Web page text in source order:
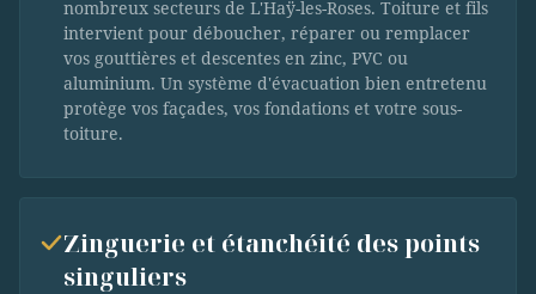
nombreux secteurs de L'Haÿ-les-Roses. Toiture et fils
intervient pour déboucher, réparer ou remplacer
vos gouttières et descentes en zinc, PVC ou
aluminium. Un système d'évacuation bien entretenu
protège vos façades, vos fondations et votre sous-
toiture.
Zinguerie et étanchéité des points
singuliers